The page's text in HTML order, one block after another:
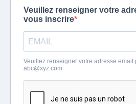
Veuillez renseigner votre
vous inscrire
Veuillez renseigner votre adresse email
abc@xyz.com